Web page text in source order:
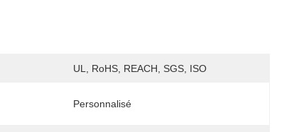
UL, RoHS, REACH, SGS, ISO
Personnalisé